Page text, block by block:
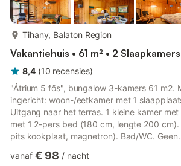
Tihany, Balaton Region
Vakantiehuis • 61 m² • 2 Slaapkamers
8,4 (10 recensies)
"Átrium 5 fős", bungalow 3-kamers 61 m2.
ingericht: woon-/eetkamer met 1
Uitgang naar het terras. 1 kleine kamer
met 1 2-pers bed (180 cm, lengte 200
pits kookplaat, magnetron). Bad/WC. Geen
beschikking: telefoon. Internet (WiFi).
vanaf € 98 / nacht